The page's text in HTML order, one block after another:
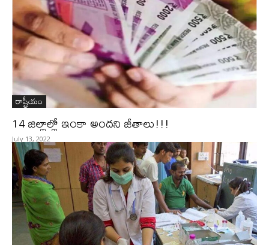
రాష్ట్రీయం
14 జిల్లాల్లో ఇంకా అందని జీతాలు!!!
July 13, 2022